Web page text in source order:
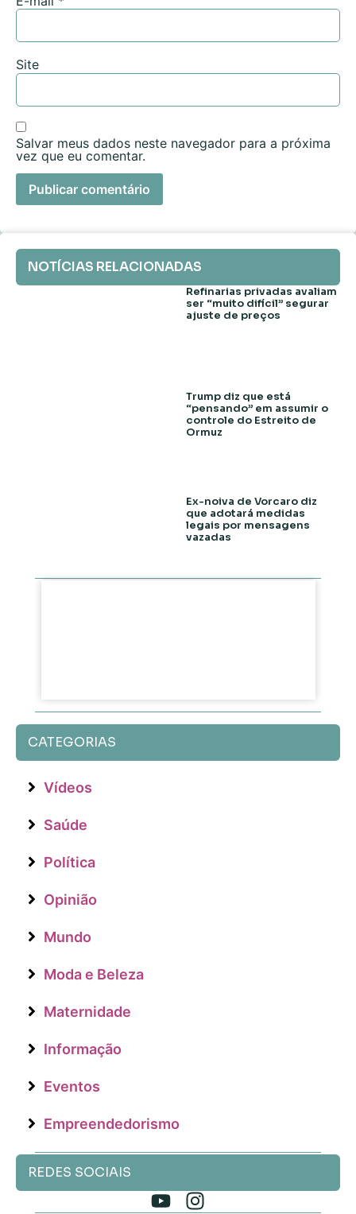
Site
Salvar meus dados neste navegador para a próxima
vez que eu comentar.
NOTÍCIAS RELACIONADAS
Refinarias privadas avaliam
ser “muito difícil” segurar
ajuste de preços
Trump diz que está
“pensando” em assumir o
controle do Estreito de
Ormuz
Ex-noiva de Vorcaro diz
que adotará medidas
legais por mensagens
vazadas
CATEGORIAS
Vídeos
Saúde
Política
Opinião
Mundo
Moda e Beleza
Maternidade
Informação
Eventos
Empreendedorismo
REDES SOCIAIS